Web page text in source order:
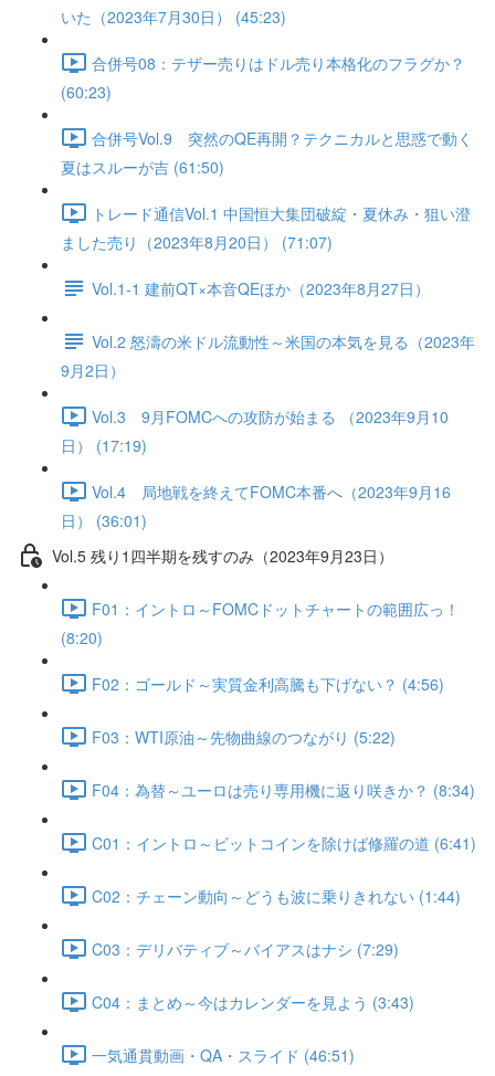
いた（2023年7月30日） (45:23)
合併号08：テザー売りはドル売り本格化のフラグか？
(60:23)
合併号Vol.9 突然のQE再開？テクニカルと思惑で動く
夏はスルーが吉 (61:50)
トレード通信Vol.1 中国恒⼤集団破綻・夏休み・狙い澄
ました売り（2023年8月20日） (71:07)
Vol.1-1 建前QT×本音QEほか（2023年8月27日）
Vol.2 怒濤の米ドル流動性～米国の本気を見る（2023年
9月2日）
Vol.3 9月FOMCへの攻防が始まる （2023年9月10
日） (17:19)
Vol.4 局地戦を終えてFOMC本番へ（2023年9月16
日） (36:01)
Vol.5 残り1四半期を残すのみ（2023年9月23日）
F01：イントロ～FOMCドットチャートの範囲広っ！
(8:20)
F02：ゴールド～実質金利高騰も下げない？ (4:56)
F03：WTI原油～先物曲線のつながり (5:22)
F04：為替～ユーロは売り専用機に返り咲きか？ (8:34)
C01：イントロ～ビットコインを除けば修羅の道 (6:41)
C02：チェーン動向～どうも波に乗りきれない (1:44)
C03：デリバティブ～バイアスはナシ (7:29)
C04：まとめ～今はカレンダーを見よう (3:43)
一気通貫動画・QA・スライド (46:51)